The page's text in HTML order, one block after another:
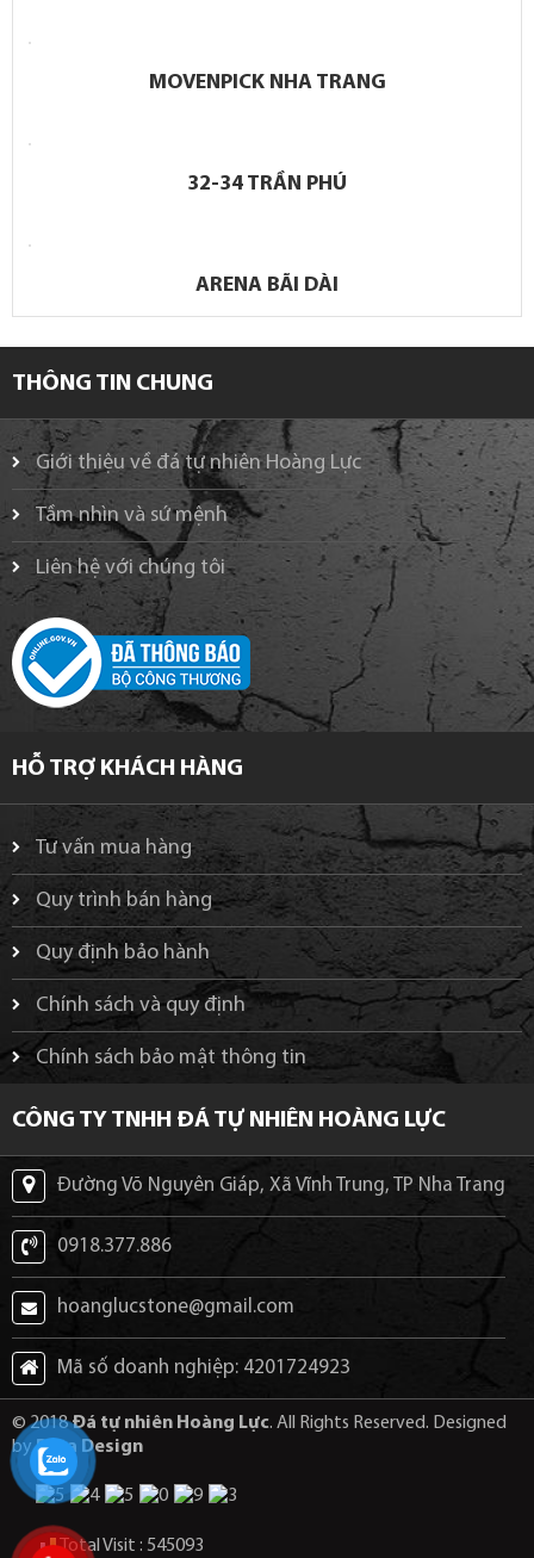
MOVENPICK NHA TRANG
32-34 TRẦN PHÚ
ARENA BÃI DÀI
THÔNG TIN CHUNG
Giới thiệu về đá tự nhiên Hoàng Lực
Tầm nhìn và sứ mệnh
Liên hệ với chúng tôi
HỖ TRỢ KHÁCH HÀNG
Tư vấn mua hàng
Quy trình bán hàng
Quy định bảo hành
Chính sách và quy định
Chính sách bảo mật thông tin
CÔNG TY TNHH ĐÁ TỰ NHIÊN HOÀNG LỰC
Đường Võ Nguyên Giáp, Xã Vĩnh Trung, TP Nha Trang
0918.377.886
hoanglucstone@gmail.com
Mã số doanh nghiệp: 4201724923
© 2018Đá tự nhiên Hoàng Lực. All Rights Reserved. Designed
byPuta Design
Total Visit : 545093